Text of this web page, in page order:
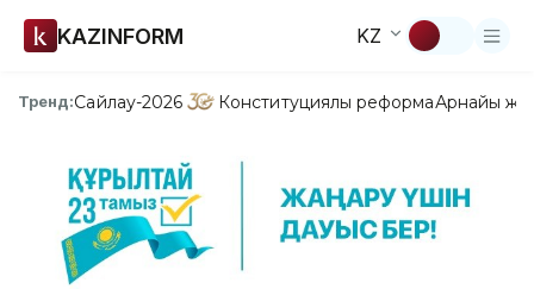
KAZINFORM KZ
Тренд:Сайлау-2026 Конституциялық реформаАрнайы